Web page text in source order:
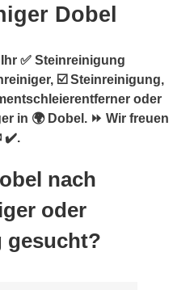
Dobel
✅ Steinreinigung
☑️ Steinreinigung,
oder
in 🌍 Dobel. ⏩ Wir freuen
✔️.
nach
oder
gesucht?